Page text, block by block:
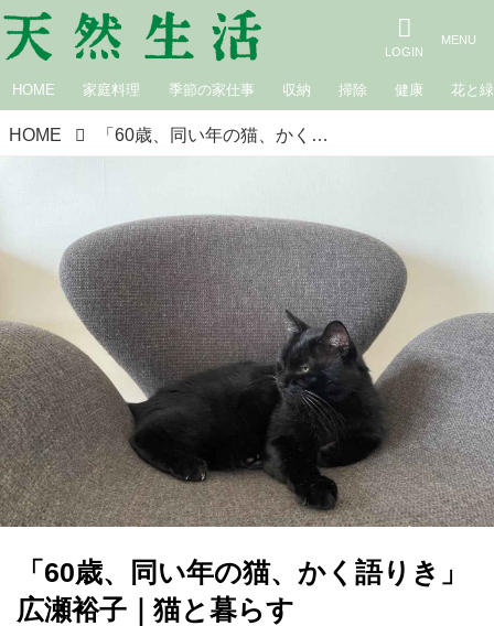
HOME 家庭料理 季節の家仕事 収納 掃除 健康 花と緑
HOME 「60歳、同い年の猫、かく語りき」広瀬裕子｜猫と暮らす
「60歳、同い年の猫、かく語りき」
広瀬裕子｜猫と暮らす